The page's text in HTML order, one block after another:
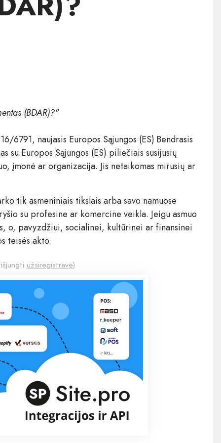
(BDAR)?"
6791, naujasis Europos Sąjungos (ES) Bendrasis
su Europos Sąjungos (ES) piliečiais susijusių
įmonė ar organizacija. Jis netaikomas mirusių ar
tik asmeniniais tikslais arba savo namuose
su profesine ar komercine veikla. Jeigu asmuo
o, pavyzdžiui, socialinei, kultūrinei ar finansinei
teisės akto.
užsiregistravę)